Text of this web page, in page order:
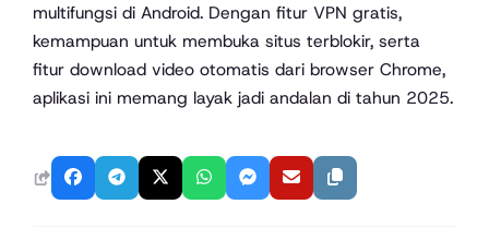
multifungsi di Android. Dengan fitur VPN gratis,
kemampuan untuk membuka situs terblokir, serta
fitur download video otomatis dari browser Chrome,
aplikasi ini memang layak jadi andalan di tahun 2025.